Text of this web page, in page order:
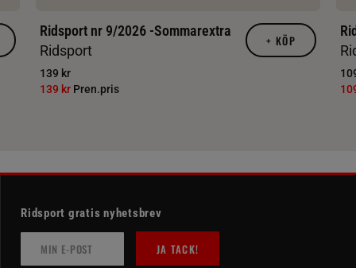
Ridsport nr 9/2026 -Sommarextra
Ridsport
139 kr
139 kr Pren.pris
+ KÖP
Ridsport gratis nyhetsbrev
JA TACK!